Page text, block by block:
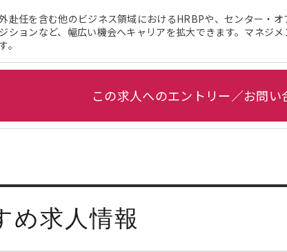
赴任を含む他のビジネス領域におけるHRBPや、センター・
ションなど、幅広い機会へキャリアを拡大できます。マネジ
。
この求人へのエントリー／お問い
め求人情報